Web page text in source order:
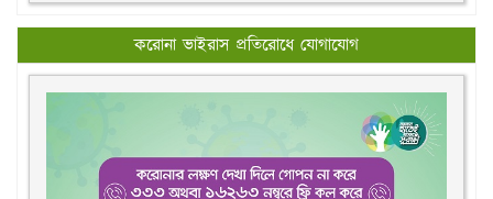
করোনা ভাইরাস প্রতিরোধে যোগাযোগ